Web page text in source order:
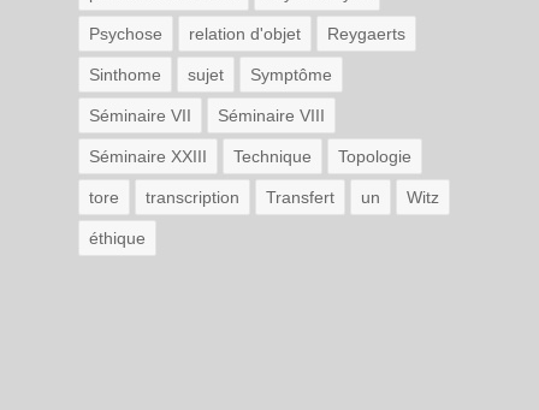
Psychose relation d'objet Reygaerts
Sinthome sujet Symptôme
Séminaire VII Séminaire VIII
Séminaire XXIII Technique Topologie
tore transcription Transfert un Witz
éthique